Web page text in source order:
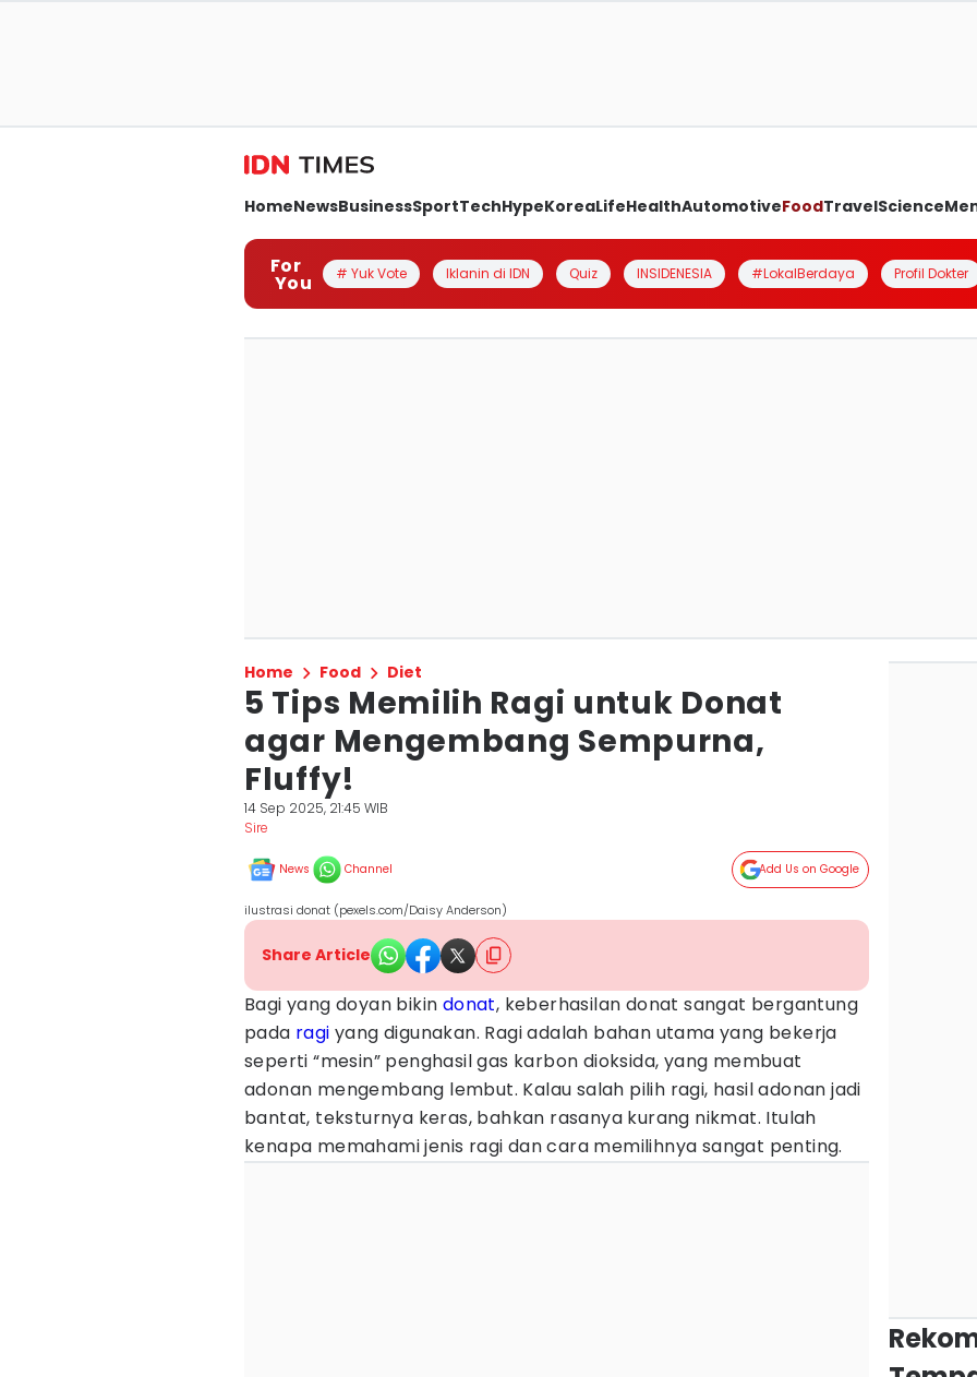
HomeNewsBusinessSportTechHypeKoreaLifeHealthAutomotiveFoodTravelScience
For
You # Yuk Vote Iklanin di IDN Quiz INSIDENESIA #LokalBerdaya Profil Dokter
Home Food Diet
5 Tips Memilih Ragi untuk Donat
agar Mengembang Sempurna,
Fluffy!
14 Sep 2025, 21:45 WIB
Sire
News Channel Add Us on Google
ilustrasi donat (pexels.com/Daisy Anderson)
Share Article
Bagi yang doyan bikin donat, keberhasilan donat sangat bergantung
pada ragi yang digunakan. Ragi adalah bahan utama yang bekerja
seperti “mesin” penghasil gas karbon dioksida, yang membuat
adonan mengembang lembut. Kalau salah pilih ragi, hasil adonan jadi
bantat, teksturnya keras, bahkan rasanya kurang nikmat. Itulah
kenapa memahami jenis ragi dan cara memilihnya sangat penting.